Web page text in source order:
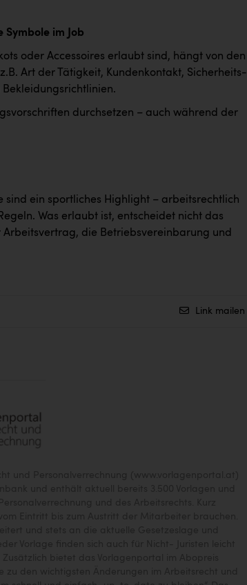
Symbole im Job
oder Accessoires erlaubt sind, hängt von den
Art der Tätigkeit, Kundenkontakt, Sicherheits-
durchsetzen – auch während der
sind ein sportliches Highlight – arbeitsrechtlich
Was erlaubt ist, entscheidet nicht das
die Betriebsvereinbarung und
Link mailen